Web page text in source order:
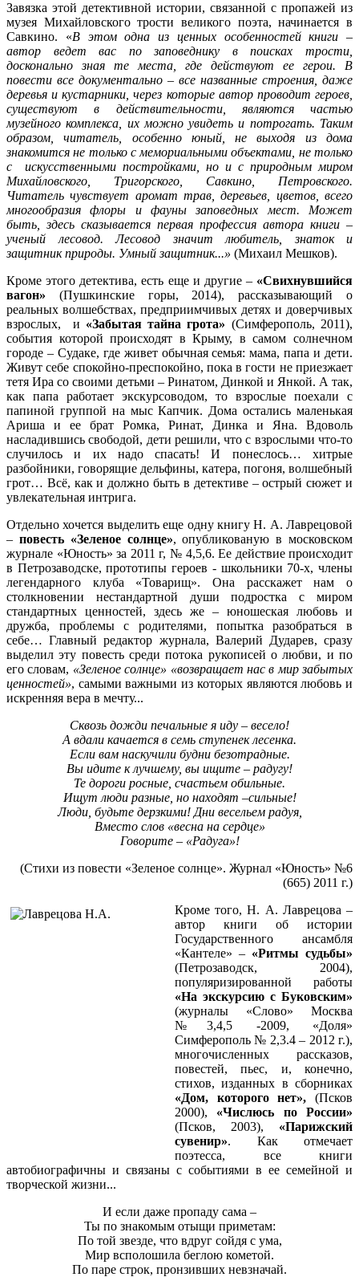
Завязка этой детективной истории, связанной с пропажей из
музея Михайловского трости великого поэта, начинается в
Савкино. «В этом одна из ценных особенностей книги –
автор ведет вас по заповеднику в поисках трости,
досконально зная те места, где действуют ее герои. В
повести все документально – все названные строения, даже
деревья и кустарники, через которые автор проводит героев,
существуют в действительности, являются частью
музейного комплекса, их можно увидеть и потрогать. Таким
образом, читатель, особенно юный, не выходя из дома
знакомится не только с мемориальными объектами, не только
с искусственными постройками, но и с природным миром
Михайловского, Тригорского, Савкино, Петровского.
Читатель чувствует аромат трав, деревьев, цветов, всего
многообразия флоры и фауны заповедных мест. Может
быть, здесь сказывается первая профессия автора книги –
ученый лесовод. Лесовод значит любитель, знаток и
защитник природы. Умный защитник...» (Михаил Мешков).
Кроме этого детектива, есть еще и другие – «Свихнувшийся
вагон» (Пушкинские горы, 2014), рассказывающий о
реальных волшебствах, предприимчивых детях и доверчивых
взрослых, и «Забытая тайна грота» (Симферополь, 2011),
события которой происходят в Крыму, в самом солнечном
городе – Судаке, где живет обычная семья: мама, папа и дети.
Живут себе спокойно-преспокойно, пока в гости не приезжает
тетя Ира со своими детьми – Ринатом, Динкой и Янкой. А так,
как папа работает экскурсоводом, то взрослые поехали с
папиной группой на мыс Капчик. Дома остались маленькая
Ариша и ее брат Ромка, Ринат, Динка и Яна. Вдоволь
насладившись свободой, дети решили, что с взрослыми что-то
случилось и их надо спасать! И понеслось… хитрые
разбойники, говорящие дельфины, катера, погоня, волшебный
грот… Всё, как и должно быть в детективе – острый сюжет и
увлекательная интрига.
Отдельно хочется выделить еще одну книгу Н. А. Лаврецовой
– повесть «Зеленое солнце», опубликованую в московском
журнале «Юность» за 2011 г, № 4,5,6. Ее действие происходит
в Петрозаводске, прототипы героев - школьники 70-х, члены
легендарного клуба «Товарищ». Она расскажет нам о
столкновении нестандартной души подростка с миром
стандартных ценностей, здесь же – юношеская любовь и
дружба, проблемы с родителями, попытка разобраться в
себе… Главный редактор журнала, Валерий Дударев, сразу
выделил эту повесть среди потока рукописей о любви, и по
его словам, «Зеленое солнце» «возвращает нас в мир забытых
ценностей», самыми важными из которых являются любовь и
искренняя вера в мечту...
Сквозь дожди печальные я иду – весело!
А вдали качается в семь ступенек лесенка.
Если вам наскучили будни безотрадные.
Вы идите к лучшему, вы ищите – радугу!
Те дороги росные, счастьем обильные.
Ищут люди разные, но находят –сильные!
Люди, будьте дерзкими! Дни весельем радуя,
Вместо слов «весна на сердце»
Говорите – «Радуга»!
(Стихи из повести «Зеленое солнце». Журнал «Юность» №6
(665) 2011 г.)
Кроме того, Н. А. Лаврецова –
автор книги об истории
Государственного ансамбля
«Кантеле» – «Ритмы судьбы»
(Петрозаводск, 2004),
популяризированной работы
«На экскурсию с Буковским»
(журналы «Слово» Москва
№3,4,5 -2009, «Доля»
Симферополь № 2,3.4 – 2012 г.),
многочисленных рассказов,
повестей, пьес, и, конечно,
стихов, изданных в сборниках
«Дом, которого нет», (Псков
2000), «Числюсь по России»
(Псков, 2003), «Парижский
сувенир». Как отмечает
поэтесса, все книги
автобиографичны и связаны с событиями в ее семейной и
творческой жизни...
И если даже пропаду сама –
Ты по знакомым отыщи приметам:
По той звезде, что вдруг сойдя с ума,
Мир всполошила беглою кометой.
По паре строк, пронзивших невзначай.